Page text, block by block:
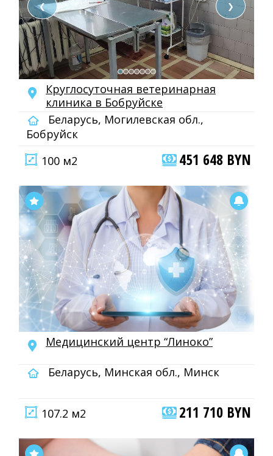
❮ ❯
Круглосуточная ветеринарная
клиника в Бобруйске
Беларусь, Могилевская обл.,
Бобруйск
100 м2
451 648 BYN
Медицинский центр “Линоко”
Беларусь, Минская обл., Минск
107.2 м2 211 710 BYN